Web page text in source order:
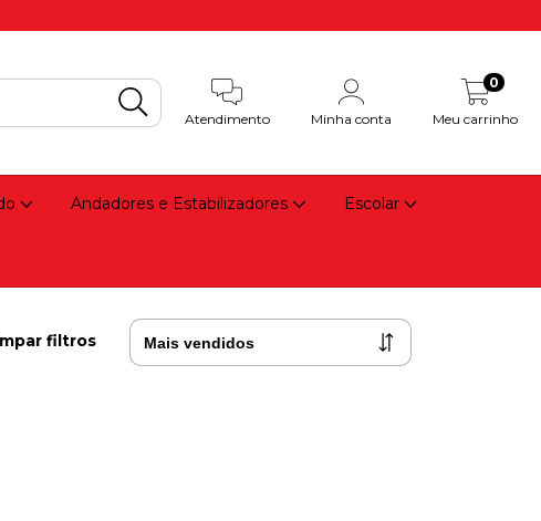
Atendimento Minha conta Meu carrinho
0
Andadores e Estabilizadores Escolar
filtros